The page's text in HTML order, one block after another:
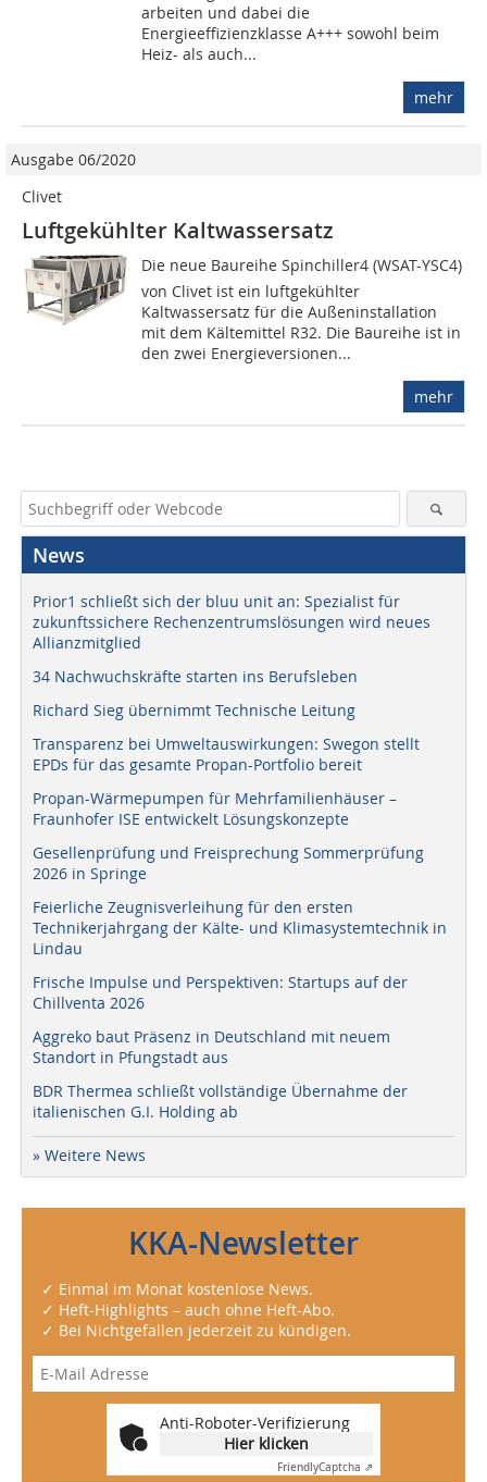
arbeiten und dabei die
Energieeffizienzklasse A+++ sowohl beim
Heiz- als auch...
mehr
Ausgabe 06/2020
Clivet
Luftgekühlter Kaltwassersatz
Die neue Baureihe Spinchiller4 (WSAT-YSC4)
von Clivet ist ein luftgekühlter
Kaltwassersatz für die Außeninstallation
mit dem Kältemittel R32. Die Baureihe ist in
den zwei Energieversionen...
mehr
News
Prior1 schließt sich der bluu unit an: Spezialist für
zukunftssichere Rechenzentrumslösungen wird neues
Allianzmitglied
34 Nachwuchskräfte starten ins Berufsleben
Richard Sieg übernimmt Technische Leitung
Transparenz bei Umweltauswirkungen: Swegon stellt
EPDs für das gesamte Propan-Portfolio bereit
Propan-Wärmepumpen für Mehrfamilienhäuser –
Fraunhofer ISE entwickelt Lösungskonzepte
Gesellenprüfung und Freisprechung Sommerprüfung
2026 in Springe
Feierliche Zeugnisverleihung für den ersten
Technikerjahrgang der Kälte- und Klimasystemtechnik in
Lindau
Frische Impulse und Perspektiven: Startups auf der
Chillventa 2026
Aggreko baut Präsenz in Deutschland mit neuem
Standort in Pfungstadt aus
BDR Thermea schließt vollständige Übernahme der
italienischen G.I. Holding ab
» Weitere News
KKA-Newsletter
✓ Einmal im Monat kostenlose News.
✓ Heft-Highlights – auch ohne Heft-Abo.
✓ Bei Nichtgefallen jederzeit zu kündigen.
Anti-Roboter-Verifizierung
Hier klicken
FriendlyCaptcha ⇗